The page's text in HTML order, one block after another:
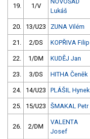
19. 1/V
Lukáš
20. 13/U23 ZUNA Vilém
21. 2/DS KOPŘIVA Filip
22. 1/DM KUDĚJ Jan
23. 3/DS HITHA Čeněk
24. 14/U23 PLÁŠIL Hynek
25. 15/U23 ŠMAKAL Petr
26. 2/DM
VALENTA
Josef